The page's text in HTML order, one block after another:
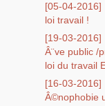
[05-04-2016]
loi travail !
[19-03-2016]
Â¨ve public /
loi du travail
[16-03-2016]
Â©nophobie